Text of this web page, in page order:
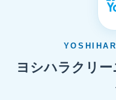
ヨシハラクリ